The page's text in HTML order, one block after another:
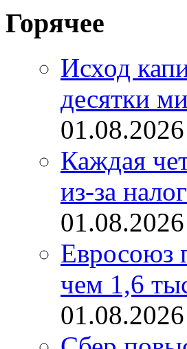
Горячее
Исход
десятки
Каждая
из-за
Евросоюз
чем 1,6